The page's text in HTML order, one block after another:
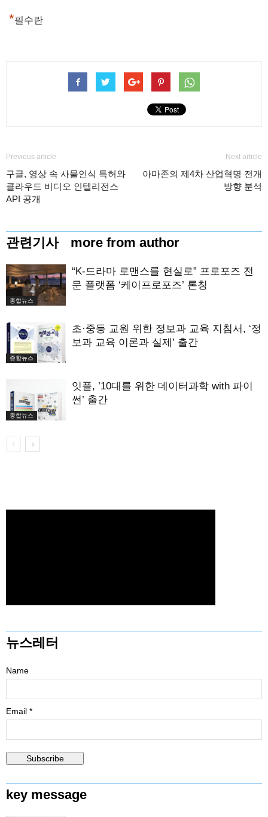
*필수란
Previous article
구글, 영상 속 사물인식 특허와
클라우드 비디오 인텔리전스
API 공개
Next article
아마존의 제4차 산업혁명 전개
방향 분석
관련기사 more from author
종합뉴스
“K-드라마 로맨스를 현실로” 프로포즈 전
문 플랫폼 ‘케이프로포즈’ 론칭
종합뉴스
초·중등 교원 위한 정보과 교육 지침서, ‘정
보과 교육 이론과 실제’ 출간
종합뉴스
잇플, ’10대를 위한 데이터과학 with 파이
썬’ 출간
뉴스레터
Name
Email *
key message